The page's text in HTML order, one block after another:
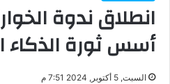
انطلاق ندوة
أسس ثورة الذكاء
السبت, 5 أكتوبر, 2024 7:51 م